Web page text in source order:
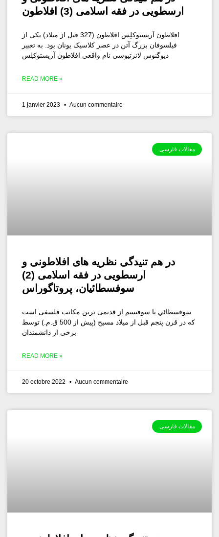
ارسطویی در فقه اسلامی (3) افلاطون
افلاطون آریستوکلِس افلاطون (327 قبل از میلاد) یکی از
فیلسوفان بزرگ آتن در عصر کلاسیک یونان بود. به تعبیر
دیوگنوس لائرتیوسی نام واقعی افلاطون آریستوکلِس
READ MORE »
1 janvier 2023 Aucun commentaire
مقالات فارسی
در هم تنیدگی نظریه های افلاطونی و
ارسطویی در فقه اسلامی (2)
سوفسطائيان، پروتاگوراس
سوفسطائي یا سوفیسم از قدیمی ترین مکاتب فلسفی است
که در قرن پنجم قبل از میلاد مسیح (پیش از 500 ق.م.) توسط
برخی از دانشمندان
READ MORE »
20 octobre 2022 Aucun commentaire
مقالات فارسی